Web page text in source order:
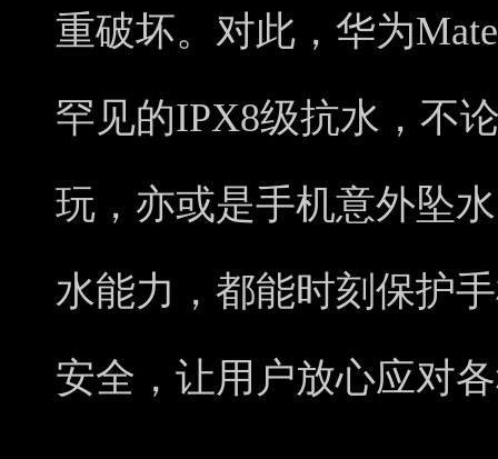
重破坏。对此，华为
罕见的IPX8级抗水，不
玩，亦或是手机意外坠
水能力，都能时刻保护
安全，让用户放心应对